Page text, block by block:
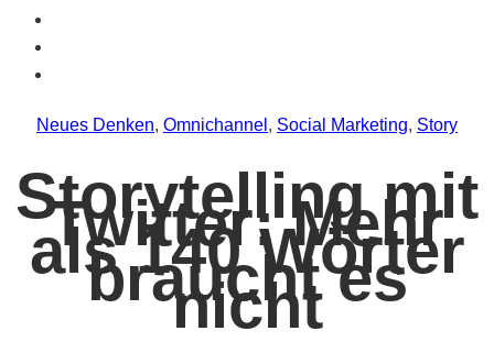
Neues Denken, Omnichannel , Social Marketing, Story
Storytelling mit
Twitter: Mehr
als 140 Wörter
braucht es
nicht